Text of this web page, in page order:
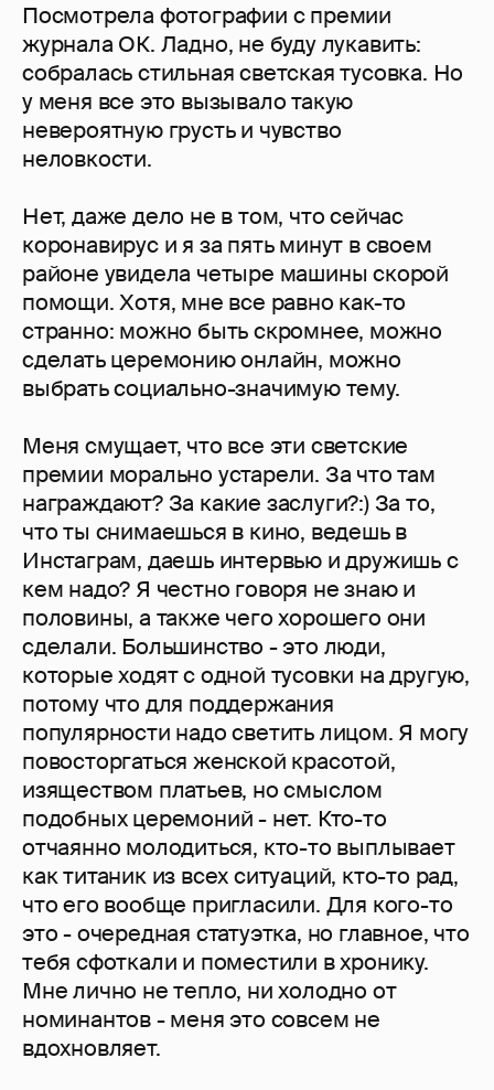
Посмотрела фотографии с премии
журнала ОК. Ладно, не буду лукавить:
собралась стильная светская тусовка. Но
у меня все это вызывало такую
невероятную грусть и чувство
неловкости.
Нет, даже дело не в том, что сейчас
коронавирус и я за пять минут в своем
районе увидела четыре машины скорой
помощи. Хотя, мне все равно как-то
странно: можно быть скромнее, можно
сделать церемонию онлайн, можно
выбрать социально-значимую тему.
Меня смущает, что все эти светские
премии морально устарели. За что там
награждают? За какие заслуги?:) За то,
что ты снимаешься в кино, ведешь в
Инстаграм, даешь интервью и дружишь с
кем надо? Я честно говоря не знаю и
половины, а также чего хорошего они
сделали. Большинство - это люди,
которые ходят с одной тусовки на другую,
потому что для поддержания
популярности надо светить лицом. Я могу
повосторгаться женской красотой,
изяществом платьев, но смыслом
подобных церемоний - нет. Кто-то
отчаянно молодиться, кто-то выплывает
как титаник из всех ситуаций, кто-то рад,
что его вообще пригласили. Для кого-то
это - очередная статуэтка, но главное, что
тебя сфоткали и поместили в хронику.
Мне лично не тепло, ни холодно от
номинантов - меня это совсем не
вдохновляет.